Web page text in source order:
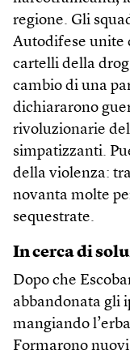
regione. Gli
Autodifese unite
cartelli della
cambio di una
dichiararono
rivoluzionarie
simpatizzanti.
della violenza:
novanta molte
sequestrate.
In cerca di
Dopo che
abbandonata gli
mangiando
Formarono